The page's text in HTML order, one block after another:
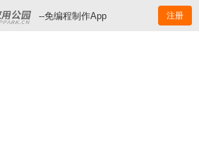
--免编程制作App 注册